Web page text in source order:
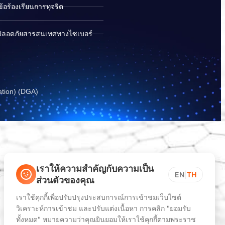
ร้องเรียนการทุจริต
อดภัยสารสนเทศทางไซเบอร์
(DGA)
เราให้ความสำคัญกับความเป็น
ส่วนตัวของคุณ
EN TH
เราใช้คุกกี้เพื่อปรับปรุงประสบการณ์การเข้าชมเว็บไซต์
วิเคราะห์การเข้าชม และปรับแต่งเนื้อหา การคลิก "ยอมรับ
ทั้งหมด" หมายความว่าคุณยินยอมให้เราใช้คุกกี้ตามพระราช